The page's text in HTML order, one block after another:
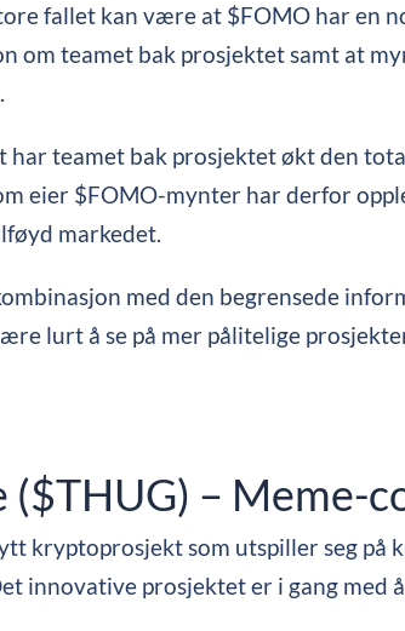
fallet kan være at $FOMO har en
om teamet bak prosjektet samt at
har teamet bak prosjektet økt den
eier $FOMO-mynter har derfor
markedet.
med den begrensede
lurt å se på mer pålitelige
($THUG) – Meme-
kryptoprosjekt som utspiller seg
innovative prosjektet er i gang med